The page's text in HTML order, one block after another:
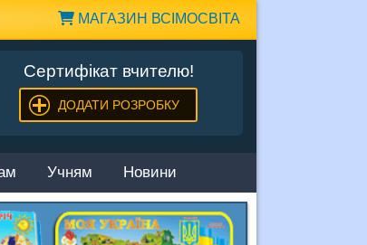
МАГАЗИН ВСІМОСВІТА
Сертифікат вчителю!
ДОДАТИ РОЗРОБКУ
Учням Новини